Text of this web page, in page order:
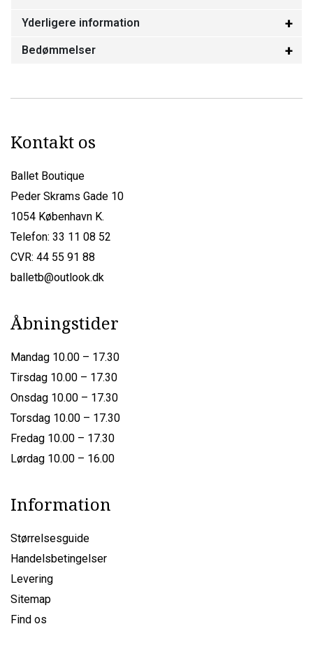
Yderligere information
Bedømmelser
Kontakt os
Ballet Boutique
Peder Skrams Gade 10
1054 København K.
Telefon: 33 11 08 52
CVR: 44 55 91 88
balletb@outlook.dk
Åbningstider
Mandag 10.00 – 17.30
Tirsdag 10.00 – 17.30
Onsdag 10.00 – 17.30
Torsdag 10.00 – 17.30
Fredag 10.00 – 17.30
Lørdag 10.00 – 16.00
Information
Størrelsesguide
Handelsbetingelser
Levering
Sitemap
Find os